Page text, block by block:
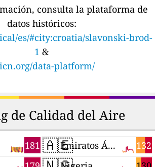
consulta la plataforma de
datos históricos:
es/#city:croatia/slavonski-brod-
1 &
data-platform/
de Calidad del Aire
181 🇦🇪 132
Emiratos Árabes Unidos